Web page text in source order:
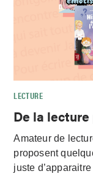
LECTURE
De la
Amateur de
proposent
juste